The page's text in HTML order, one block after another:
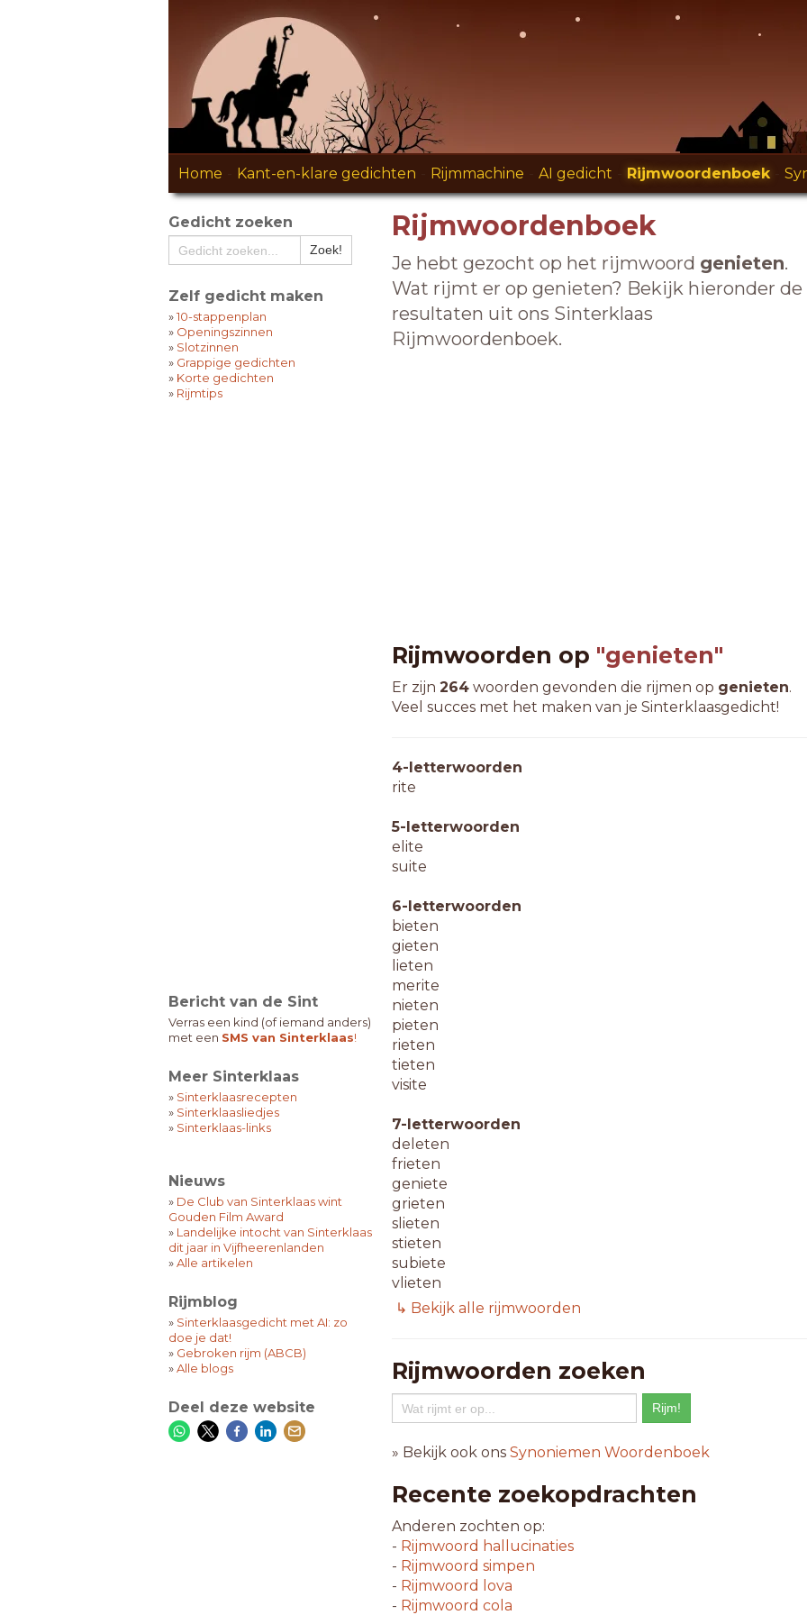
Home Kant-en-klare gedichten Rijmmachine AI gedicht Rijmwoordenboek
Gedicht zoeken
Zelf gedicht maken
»10-stappenplan
» Openingszinnen
» Slotzinnen
» Grappige gedichten
» Korte gedichten
» Rijmtips
Bericht van de Sint
Verras een kind (of iemand anders)
met een SMS van Sinterklaas!
Meer Sinterklaas
» Sinterklaasrecepten
» Sinterklaasliedjes
» Sinterklaas-links
Nieuws
» De Club van Sinterklaas wint
Gouden Film Award
» Landelijke intocht van Sinterklaas
dit jaar in Vijfheerenlanden
»Alle artikelen
Rijmblog
» Sinterklaasgedicht met AI: zo
doe je dat!
» Gebroken rijm (ABCB)
»Alle blogs
Deel deze website
Rijmwoordenboek
Je hebt gezocht op het rijmwoord genieten.
Wat rijmt er op genieten? Bekijk hieronder de
resultaten uit ons Sinterklaas
Rijmwoordenboek.
Rijmwoorden op "genieten"
Er zijn 264woorden gevonden die rijmen op genieten.
Veel succes met het maken van je Sinterklaasgedicht!
4-letterwoorden
rite
5-letterwoorden
elite
suite
6-letterwoorden
bieten
gieten
lieten
merite
nieten
pieten
rieten
tieten
visite
7-letterwoorden
deleten
frieten
geniete
grieten
slieten
stieten
subiete
vlieten
begieten
conduite
eolieten
erudiete
gratuite
ingieten
levieten
limieten
nalieten
novieten
opgieten
schieten
↳ Bekijk alle rijmwoorden
Rijmwoorden zoeken
» Bekijk ook ons Synoniemen Woordenboek
Recente zoekopdrachten
Anderen zochten op:
- Rijmwoord hallucinaties
- Rijmwoord simpen
- Rijmwoord
lova
- Rijmwoord cola